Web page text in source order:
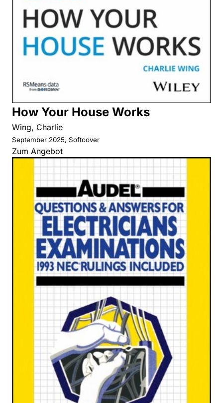
How Your House Works
Wing, Charlie
September 2025, Softcover
Zum Angebot